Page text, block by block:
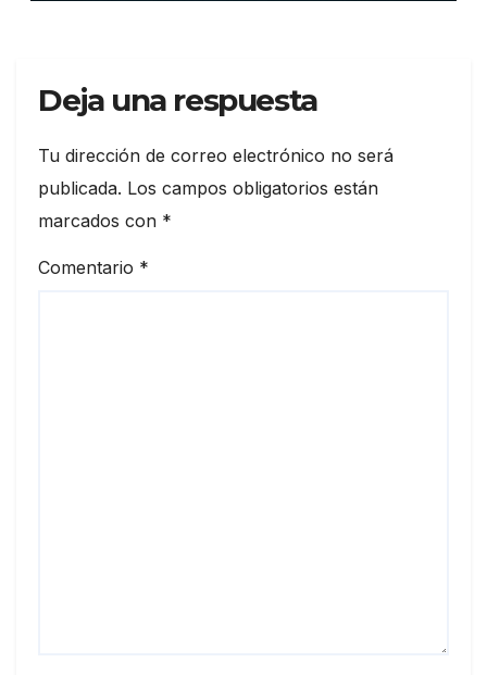
Deja una respuesta
Tu dirección de correo electrónico no será
publicada. Los campos obligatorios están
marcados con *
Comentario *